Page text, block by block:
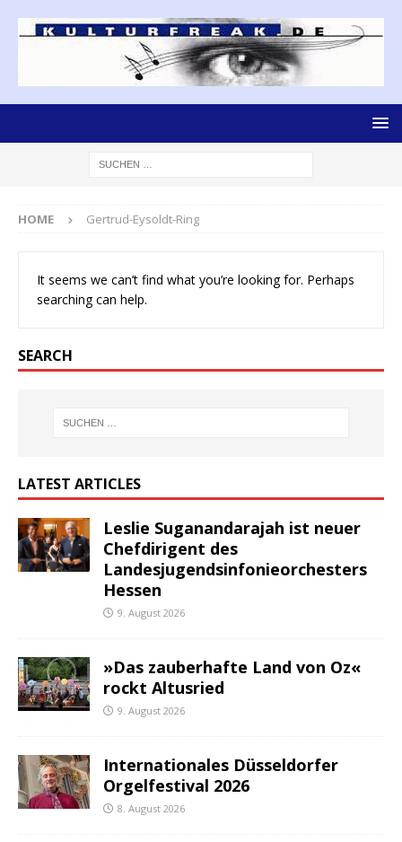
HOME Gertrud-Eysoldt-Ring
It seems we can’t find what you’re looking for. Perhaps
searching can help.
SEARCH
LATEST ARTICLES
Leslie Suganandarajah ist neuer
Chefdirigent des
Landesjugendsinfonieorchesters
Hessen
9. August 2026
»Das zauberhafte Land von Oz«
rockt Altusried
9. August 2026
Internationales Düsseldorfer
Orgelfestival 2026
8. August 2026